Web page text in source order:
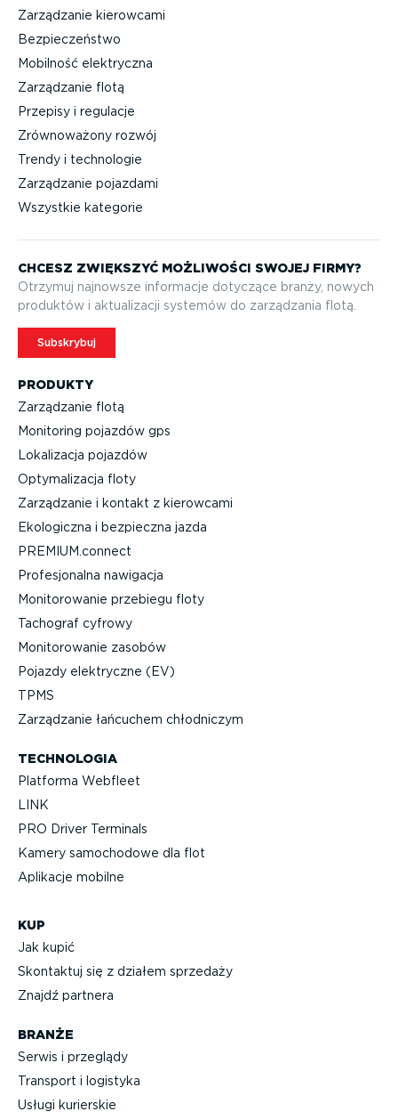
Zarządzanie kierowcami
Bezpieczeństwo
Mobilność elektryczna
Zarządzanie flotą
Przepisy i regulacje
Zrównoważony rozwój
Trendy i technologie
Zarządzanie pojazdami
Wszystkie kategorie
PRODUKTY
Zarządzanie flotą
Monitoring pojazdów gps
Lokalizacja pojazdów
Optyma­li­zacja floty
Zarządzanie i kontakt z kierowcami
Ekologiczna i bezpieczna jazda
PREMIUM.connect
Profe­sjo­nalna nawigacja
Monito­ro­wanie przebiegu floty
Tachograf cyfrowy
Monito­ro­wanie zasobów
Pojazdy elektryczne (EV)
TPMS
Zarządzanie łańcuchem chłodniczym
TECHNOLOGIA
Platforma Webfleet
LINK
PRO Driver Terminals
Kamery samochodowe dla flot
Aplikacje mobilne
KUP
Jak kupić
Skontaktuj się z działem sprzedaży
Znajdź partnera
BRANŻE
Serwis i przeglądy
Transport i logistyka
Usługi kurierskie
CHCESZ ZWIĘKSZYĆ MOŻLIWOŚCI SWOJEJ FIRMY?
Otrzymuj najnowsze informacje dotyczące branży, nowych
produktów i aktuali­zacji systemów do zarządzania flotą.
Subskrybuj